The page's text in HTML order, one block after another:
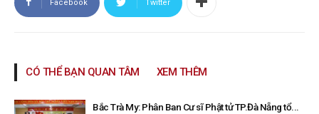
Facebook Twitter
CÓ THỂ BẠN QUAN TÂM XEM THÊM
Bắc Trà My: Phân Ban Cư sĩ Phật tử TP.Đà Nẵng tổ...